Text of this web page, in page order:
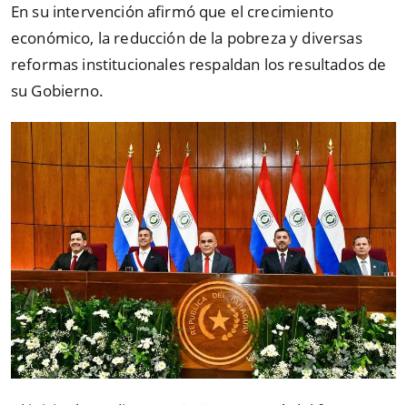
En su intervención afirmó que el crecimiento
económico, la reducción de la pobreza y diversas
reformas institucionales respaldan los resultados de
su Gobierno.